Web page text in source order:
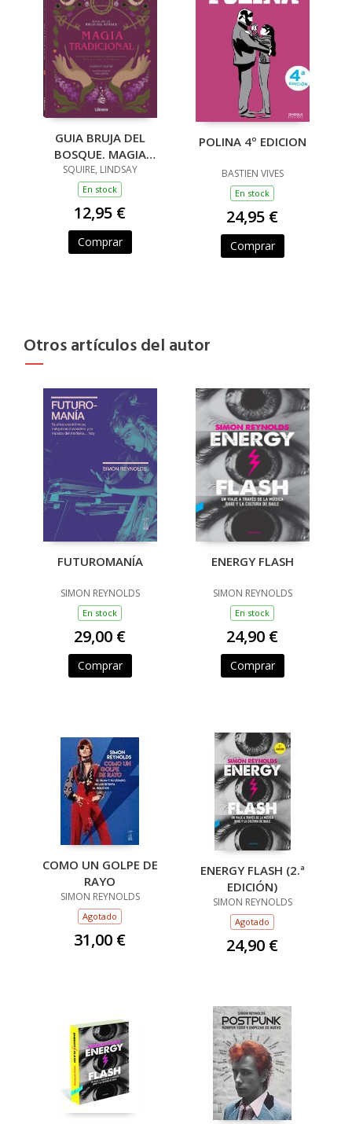
GUIA BRUJA DEL
BOSQUE. MAGIA
TRADICIONAL
SQUIRE, LINDSAY
En stock
12,95 €
Comprar
POLINA 4º EDICION
BASTIEN VIVES
En stock
24,95 €
Comprar
Otros artículos del autor
FUTUROMANÍA
SIMON REYNOLDS
En stock
29,00 €
Comprar
ENERGY FLASH
SIMON REYNOLDS
En stock
24,90 €
Comprar
COMO UN GOLPE DE
RAYO
SIMON REYNOLDS
Agotado
31,00 €
ENERGY FLASH (2.ª
EDICIÓN)
SIMON REYNOLDS
Agotado
24,90 €